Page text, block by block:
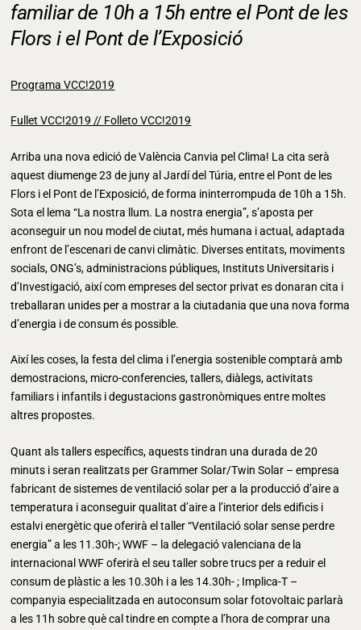
familiar de 10h a 15h entre el Pont de les
Flors i el Pont de l’Exposició
Programa VCC!2019
Fullet VCC!2019 // Folleto VCC!2019
Arriba una nova edició de València Canvia pel Clima! La cita serà
aquest diumenge 23 de juny al Jardí del Túria, entre el Pont de les
Flors i el Pont de l’Exposició, de forma ininterrompuda de 10h a 15h.
Sota el lema “La nostra llum. La nostra energia”, s’aposta per
aconseguir un nou model de ciutat, més humana i actual, adaptada
enfront de l’escenari de canvi climàtic. Diverses entitats, moviments
socials, ONG’s, administracions públiques, Instituts Universitaris i
d’Investigació, així com empreses del sector privat es donaran cita i
treballaran unides per a mostrar a la ciutadania que una nova forma
d’energia i de consum és possible.
Així les coses, la festa del clima i l’energia sostenible comptarà amb
demostracions, micro-conferencies, tallers, diàlegs, activitats
familiars i infantils i degustacions gastronòmiques entre moltes
altres propostes.
Quant als tallers específics, aquests tindran una durada de 20
minuts i seran realitzats per Grammer Solar/Twin Solar – empresa
fabricant de sistemes de ventilació solar per a la producció d’aire a
temperatura i aconseguir qualitat d’aire a l’interior dels edificis i
estalvi energètic que oferirà el taller “Ventilació solar sense perdre
energia” a les 11.30h-; WWF – la delegació valenciana de la
internacional WWF oferirà el seu taller sobre trucs per a reduir el
consum de plàstic a les 10.30h i a les 14.30h- ; Implica-T –
companyia especialitzada en autoconsum solar fotovoltaic parlarà
a les 11h sobre què cal tindre en compte a l’hora de comprar una